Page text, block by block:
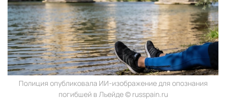
Полиция опубликовала ИИ-изображение для опознания
погибшей в Льейде © russpain.ru